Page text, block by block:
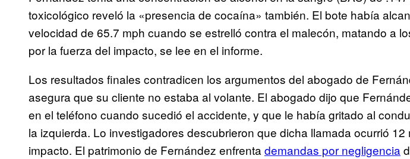
toxicológico reveló la «presencia de cocaína» también. El bote había
velocidad de 65.7 mph cuando se estrelló contra el malecón, matando a
por la fuerza del impacto, se lee en el informe.
Los resultados finales contradicen los argumentos del abogado de
asegura que su cliente no estaba al volante. El abogado dijo que
en el teléfono cuando sucedió el accidente, y que le había gritado al
la izquierda. Lo investigadores descubrieron que dicha llamada ocurrió 12
impacto. El patrimonio de Fernández enfrenta demandas por negligencia